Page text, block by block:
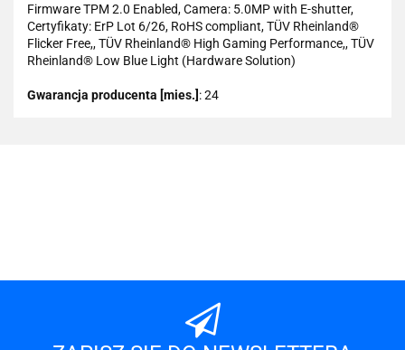
Firmware TPM 2.0 Enabled, Camera: 5.0MP with E-shutter,
Certyfikaty: ErP Lot 6/26, RoHS compliant, TÜV Rheinland®
Flicker Free,, TÜV Rheinland® High Gaming Performance,, TÜV
Rheinland® Low Blue Light (Hardware Solution)
Gwarancja producenta [mies.] : 24